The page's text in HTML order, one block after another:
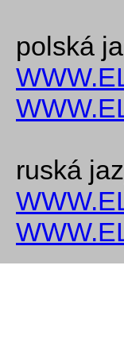
polská
ruská